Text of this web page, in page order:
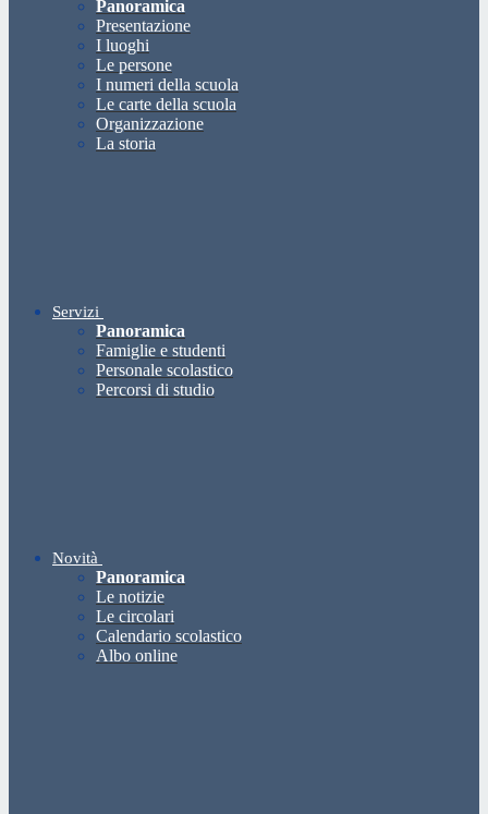
Panoramica
Presentazione
I luoghi
Le persone
I numeri della scuola
Le carte della scuola
Organizzazione
La storia
Servizi
Panoramica
Famiglie e studenti
Personale scolastico
Percorsi di studio
Novità
Panoramica
Le notizie
Le circolari
Calendario scolastico
Albo online